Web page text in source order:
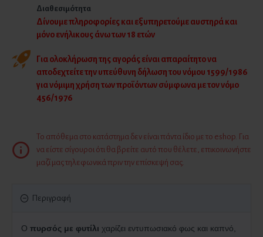
Διαθεσιμότητα
Δίνουμε πληροφορίες και εξυπηρετούμε αυστηρά και
μόνο ενήλικους άνω των 18 ετών
Για ολοκλήρωση της αγοράς είναι απαραίτητο να
αποδεχτείτε την υπεύθυνη δήλωση του νόμου 1599/1986
για νόμιμη χρήση των προϊόντων σύμφωνα με τον νόμο
456/1976
Το απόθεμα στο κατάστημα δεν είναι πάντα ίδιο με το eshop. Για
να είστε σίγουροι ότι θα βρείτε αυτό που θέλετε, επικοινωνήστε
μαζί μας τηλεφωνικά πριν την επίσκεψή σας.
Περιγραφή
Ο πυρσός με φυτίλι χαρίζει εντυπωσιακό φως και καπνό,